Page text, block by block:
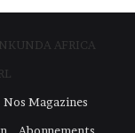
AFRICA
Nos Magazines
Abonnements